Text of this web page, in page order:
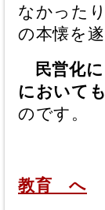
なかった
の本懐を
民営化
において
のです。
教育 へ